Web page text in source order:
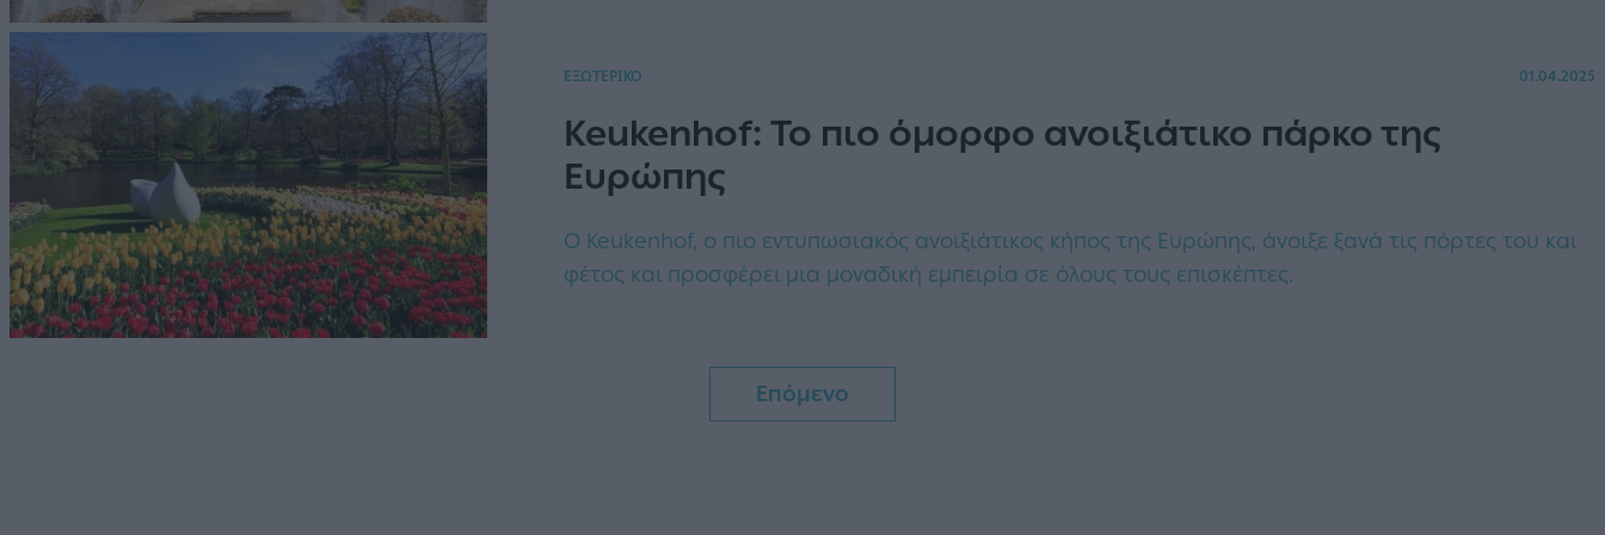
ΕΞΩΤΕΡΙΚΟ 01.04.2025
Keukenhof: Το πιο όμορφο ανοιξιάτικο πάρκο της
Ευρώπης
Ο Keukenhof, ο πιο εντυπωσιακός ανοιξιάτικος κήπος της Ευρώπης, άνοιξε ξανά τις πόρτες του και
φέτος και προσφέρει μια μοναδική εμπειρία σε όλους τους επισκέπτες.
Επόμενο